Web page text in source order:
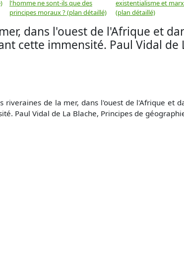
l'homme ne sont-ils que des
principes moraux ? (plan détaillé)
existentialisme et
(plan détaillé)
dans l'ouest de l'Afrique et
cette immensité. Paul Vidal de
riveraines de la mer, dans l'ouest de l'Afrique et
Paul Vidal de La Blache, Principes de